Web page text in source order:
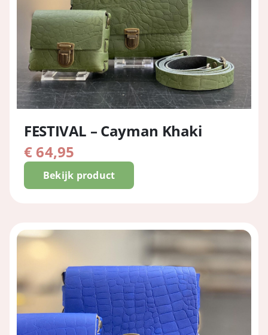
FESTIVAL – Cayman Khaki
Bekijk product
€ 64,95